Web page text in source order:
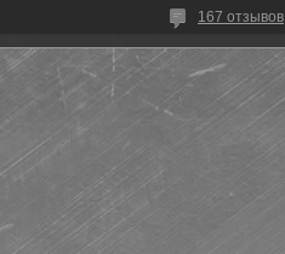
167 отзывов